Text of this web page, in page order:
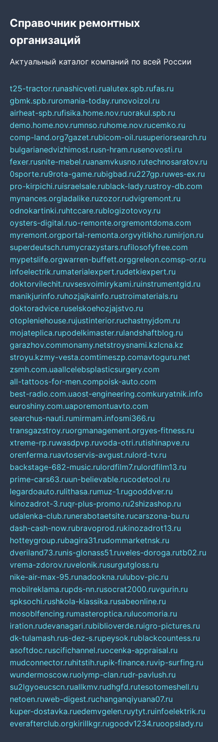
Справочник ремонтных
организаций
Актуальный каталог компаний по всей России
t25-tractor.runashicveti.rualutex.spb.rufas.ru
gbmk.spb.ruromania-today.runovoizol.ru
airheat-spb.rufisika.home.nov.ruorakul.spb.ru
demo.home.nov.rumnso.ruhome.nov.rucemko.ru
comp-land.org7gazet.rubicom-oil.rusuperiorsearch.ru
bulgarianedvizhimost.rusn-hram.rusenovosti.ru
fexer.rusnite-mebel.ruanamvkusno.rutechnosaratov.ru
0sporte.ru9rota-game.rubigbad.ru227gp.ruwes-ex.ru
pro-kirpichi.ruisraelsale.rublack-lady.rustroy-db.com
mynances.orgladalike.ruzozor.rudvigremont.ru
odnokartinki.ruhtccare.rublogizotovoy.ru
oysters-digital.ruo-remonte.orgremontdoma.com
myremont.orgportal-remonta.orgvyitikho.rumirjon.ru
superdeutsch.rumycrazystars.rufilosofyfree.com
mypetslife.orgwarren-buffett.orggreleon.comsp-or.ru
infoelectrik.rumaterialexpert.rudetkiexpert.ru
doktorvilechit.ruvsesvoimirykami.ruinstrumentgid.ru
manikjurinfo.ruhozjajkainfo.rustroimaterials.ru
doktoradvice.ruselskoehozjajstvo.ru
otopleniehouse.rujustinterior.ruchastnyjdom.ru
mojateplica.rupodelkimaster.rulandshaftblog.ru
garazhov.commonamy.netstroysnami.kzlcna.kz
stroyu.kzmy-vesta.comtimeszp.comavtoguru.net
zsmh.com.uaallcelebsplasticsurgery.com
all-tattoos-for-men.compoisk-auto.com
best-radio.com.uaost-engineering.comkuryatnik.info
euroshiny.com.uaporemontuavto.com
searchus-nauti.rumirmam.infosmi366.ru
transgazstroy.ruorgmanagement.orgyes-fitness.ru
xtreme-rp.ruwasdpvp.ruvoda-otri.rutishinapve.ru
orenferma.ruavtoservis-avgust.rulord-tv.ru
backstage-682-music.rulordfilm7.rulordfilm13.ru
prime-cars63.ruun-believable.rucodetool.ru
legardoauto.rulithasa.rumuz-1.rugooddver.ru
kinozadrot-3.ruqr-plus-promo.ru2shizashop.ru
udalenka-club.runerabotaetsite.rucarszona-bu.ru
dash-cash-now.rubravoprod.rukinozadrot13.ru
hotteygroup.rubagira31.rudommarketnsk.ru
dveriland73.runis-glonass51.ruveles-doroga.rutb02.ru
vrema-zdorov.ruvelonik.rusurgutgloss.ru
nike-air-max-95.runadookna.rulubov-pic.ru
mobilreklama.rupds-nn.rusocrat2000.ruvgurin.ru
spksochi.rushkola-klassika.rusabeonline.ru
mosoblfencing.rumasteroptica.rulucomoria.ru
iration.rudevanagari.rubiblioverde.ruigro-pictures.ru
dk-tulamash.rus-dez-s.rupeysok.rublackcountess.ru
asoftdoc.ruscifichannel.ruocenka-appraisal.ru
mudconnector.ruhitstih.rupik-finance.ruvip-surfing.ru
wundermoscow.ruolymp-clan.rudr-pavlush.ru
su2lgyoeucscn.ruallkmv.rudhgfd.rutesotomeshell.ru
netoen.ruweb-digest.ruchanganqiyuana07.ru
kuper-dostavka.ruedemvgelen.ruytyt.ruinfoelektrik.ru
everafterclub.orgkirillkgr.rugoodv1234.ruoopslady.ru